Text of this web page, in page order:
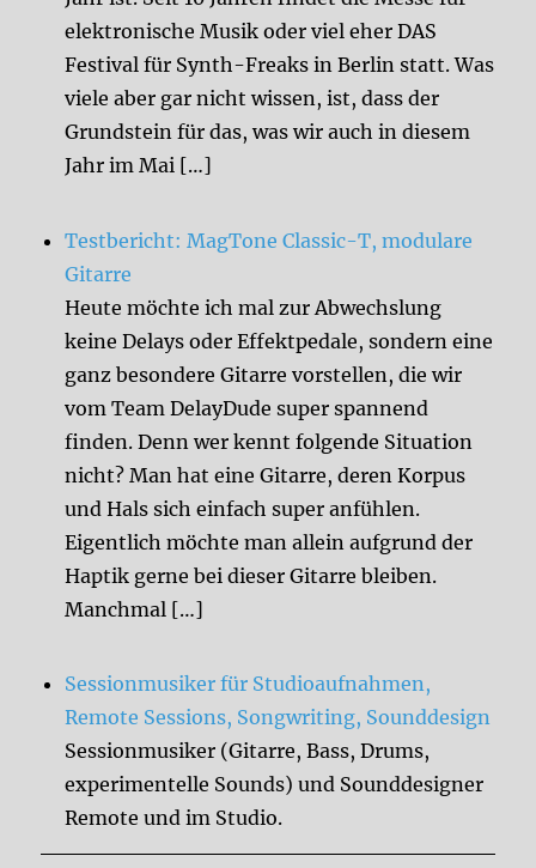
elektronische Musik oder viel eher DAS
Festival für Synth-Freaks in Berlin statt. Was
viele aber gar nicht wissen, ist, dass der
Grundstein für das, was wir auch in diesem
Jahr im Mai […]
Testbericht: MagTone Classic-T, modulare
Gitarre
Heute möchte ich mal zur Abwechslung
keine Delays oder Effektpedale, sondern eine
ganz besondere Gitarre vorstellen, die wir
vom Team DelayDude super spannend
finden. Denn wer kennt folgende Situation
nicht? Man hat eine Gitarre, deren Korpus
und Hals sich einfach super anfühlen.
Eigentlich möchte man allein aufgrund der
Haptik gerne bei dieser Gitarre bleiben.
Manchmal […]
Sessionmusiker für Studioaufnahmen,
Remote Sessions, Songwriting, Sounddesign
Sessionmusiker (Gitarre, Bass, Drums,
experimentelle Sounds) und Sounddesigner
Remote und im Studio.